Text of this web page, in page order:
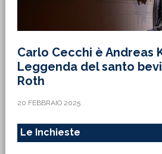
Carlo Cecchi è Andreas
Leggenda del santo
Roth
20 FEBBRAIO 2025
Le Inchieste